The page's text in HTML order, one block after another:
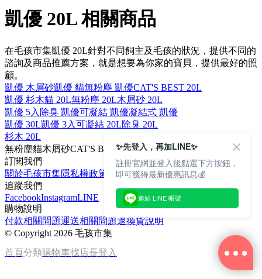
凱優 20L 相關商品
在毛孩市集凱優 20L針對不同飼主及毛孩的狀況，提供不同的
諮詢及商品推薦方案，就是想要為你家的寶貝，提供最好的照
顧。
凱優 木屑砂凱優 貓無粉塵 凱優CAT'S BEST 20L
凱優 杉木貓 20L無粉塵 20L木屑砂 20L
凱優 5入 除臭 凱優可凝結 凱優凝結式 凱優
凱優 30L凱優 3入可凝結 20L除臭 20L
杉木 20L
無粉塵貓木屑砂CAT'S BEST可凝結
訂閱我們
關於毛孩市集隱私權政策
文章
追蹤我們
FacebookInstagramLINE
購物說明
付款相關問題運送相關問題退換貨說明
© Copyright 2026 毛孩市集
首頁分類購物車找店長登入
✨先登入，再加LINE✨
註冊官網並登入後點選下方按鈕，
即可獲得最新優惠訊息💰
連結 LINE 帳號